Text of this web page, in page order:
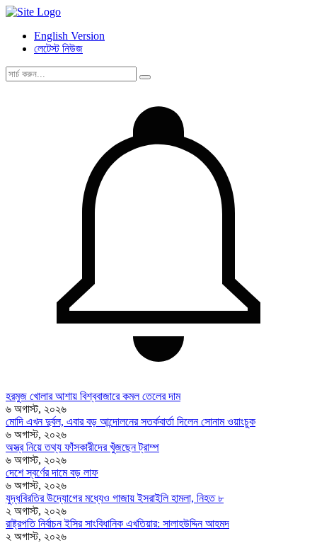
English Version
লেটেস্ট নিউজ
হরমুজ খোলার আশায় বিশ্ববাজারে কমল তেলের দাম
৬ অগাস্ট, ২০২৬
মোদি এখন দুর্বল, এবার বড় আন্দোলনের সতর্কবার্তা দিলেন সোনাম ওয়াংচুক
৬ অগাস্ট, ২০২৬
অস্ত্র নিয়ে তথ্য ফাঁসকারীদের খুঁজছেন ট্রাম্প
৬ অগাস্ট, ২০২৬
দেশে স্বর্ণের দামে বড় লাফ
৬ অগাস্ট, ২০২৬
যুদ্ধবিরতির উদ্যোগের মধ্যেও গাজায় ইসরাইলি হামলা, নিহত ৮
২ অগাস্ট, ২০২৬
রাষ্ট্রপতি নির্বাচন ইসির সাংবিধানিক এখতিয়ার: সালাহউদ্দিন আহমদ
২ অগাস্ট, ২০২৬